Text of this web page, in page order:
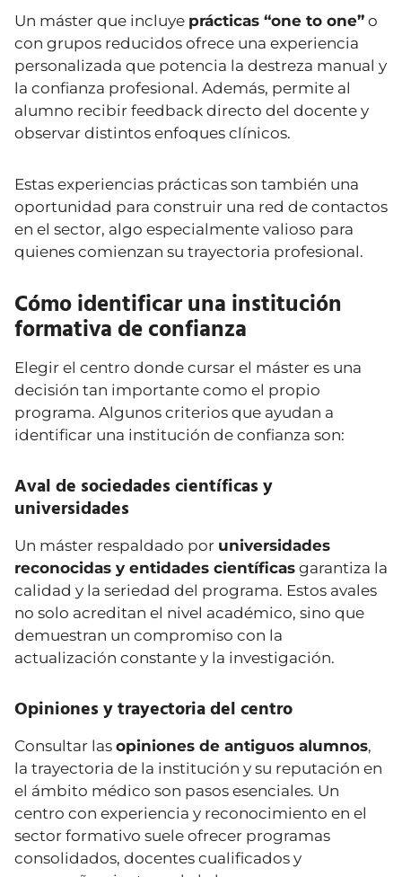
Un máster que incluye prácticas “one to one” o
con grupos reducidos ofrece una experiencia
personalizada que potencia la destreza manual y
la confianza profesional. Además, permite al
alumno recibir feedback directo del docente y
observar distintos enfoques clínicos.
Estas experiencias prácticas son también una
oportunidad para construir una red de contactos
en el sector, algo especialmente valioso para
quienes comienzan su trayectoria profesional.
Cómo identificar una institución
formativa de confianza
Elegir el centro donde cursar el máster es una
decisión tan importante como el propio
programa. Algunos criterios que ayudan a
identificar una institución de confianza son:
Aval de sociedades científicas y
universidades
Un máster respaldado por universidades
reconocidas y entidades científicas garantiza la
calidad y la seriedad del programa. Estos avales
no solo acreditan el nivel académico, sino que
demuestran un compromiso con la
actualización constante y la investigación.
Opiniones y trayectoria del centro
Consultar las opiniones de antiguos alumnos,
la trayectoria de la institución y su reputación en
el ámbito médico son pasos esenciales. Un
centro con experiencia y reconocimiento en el
sector formativo suele ofrecer programas
consolidados, docentes cualificados y